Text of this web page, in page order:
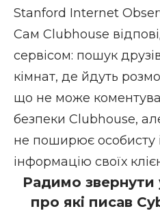
Stanford Internet
Сам Clubhouse
сервісом: пошук
кімнат, де йдуть
що не може
безпеки Clubhouse,
не поширює особисту
інформацію своїх
Радимо звернути
про які писав